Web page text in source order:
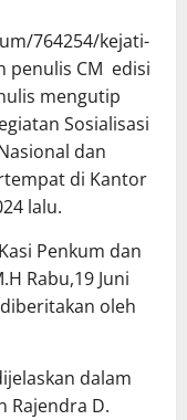
764254/kejati-
penulis CM edisi
mengutip
Sosialisasi
dan
di Kantor
lalu.
Penkum dan
Rabu,19 Juni
oleh
dalam
Rajendra D.